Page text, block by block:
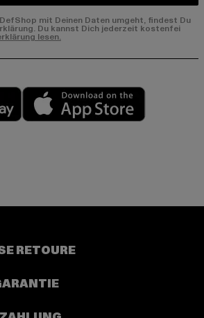
mit Deinen Daten umgeht, findest Du
Du kannst Dich jederzeit kostenfei
lesen.
Play market
RETOURE